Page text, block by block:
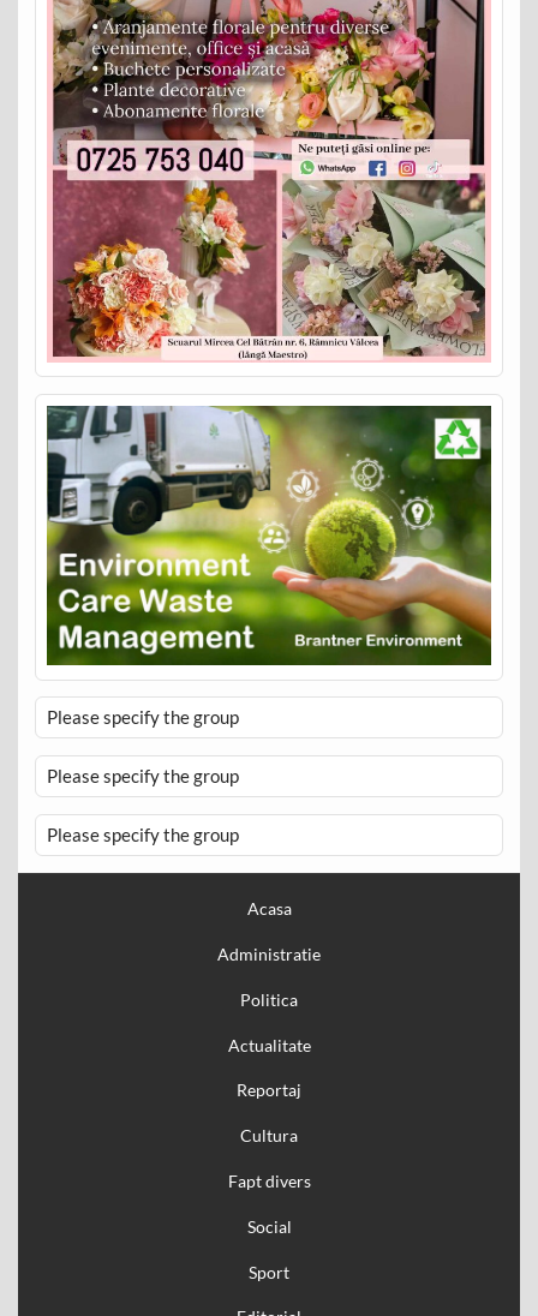
Please specify the group
Please specify the group
Please specify the group
Acasa
Administratie
Politica
Actualitate
Reportaj
Cultura
Fapt divers
Social
Sport